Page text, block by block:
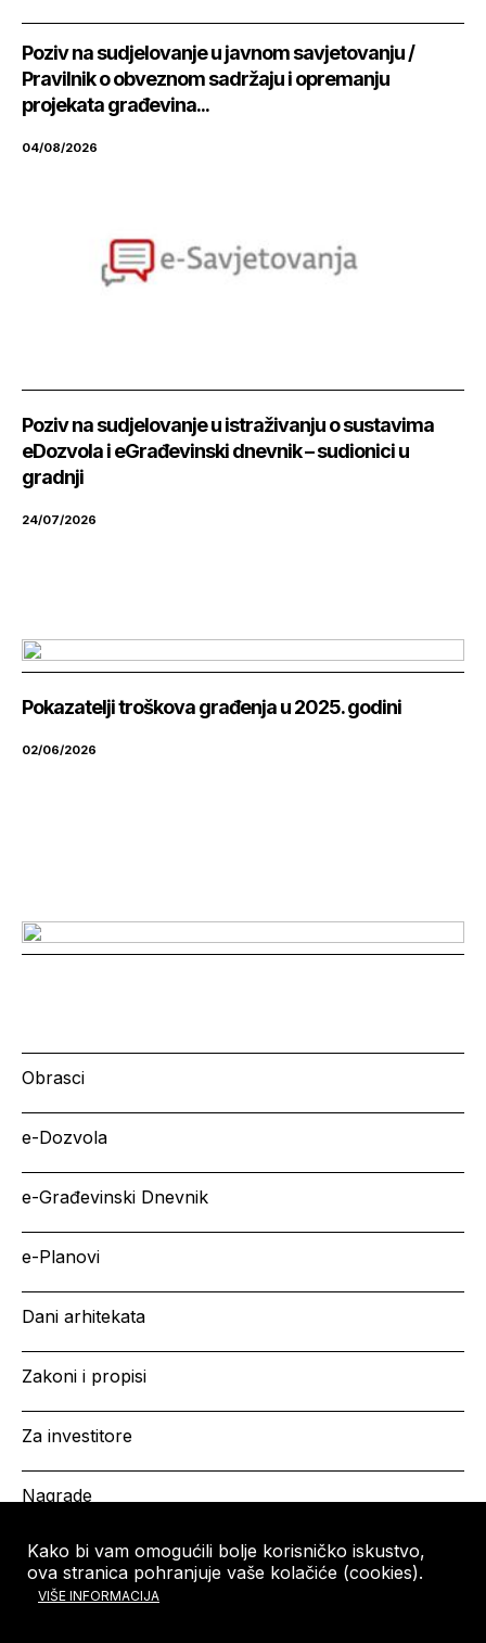
Kako bi vam omogućili bolje korisničko iskustvo,
ova stranica pohranjuje vaše kolačiće (cookies).
VIŠE INFORMACIJA
Poziv na sudjelovanje u javnom savjetovanju /
Pravilnik o obveznom sadržaju i opremanju
projekata građevina...
04/08/2026
Poziv na sudjelovanje u istraživanju o sustavima
eDozvola i eGrađevinski dnevnik – sudionici u
gradnji
24/07/2026
Pokazatelji troškova građenja u 2025. godini
02/06/2026
Obrasci
e-Dozvola
e-Građevinski Dnevnik
e-Planovi
Dani arhitekata
Zakoni i propisi
Za investitore
Nagrade
HRVATSKA KOMORA
ARHITEKATA
Copyright © HKA 2026